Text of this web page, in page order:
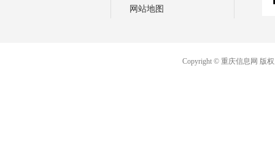
网站地图
Copyright © 重庆信息网 版